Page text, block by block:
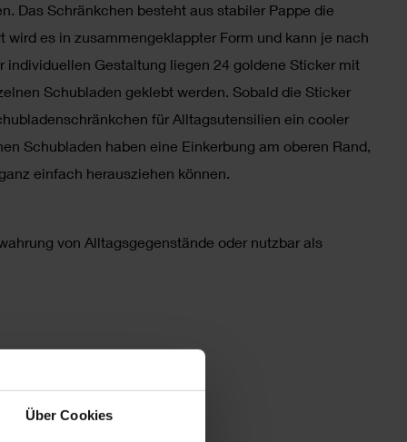
Über Cookies
Das Schränkchen besteht aus stabiler Pappe die
es in zusammengeklappter Form und kann je nach
individuellen Gestaltung liegen 24 goldene Sticker mit
Schubladen geklebt werden. Sobald die Sticker
für Alltagsutensilien ein cooler
Schubladen haben eine Einkerbung am oberen Rand,
einfach herausziehen können.
von Alltagsgegenstände oder nutzbar als